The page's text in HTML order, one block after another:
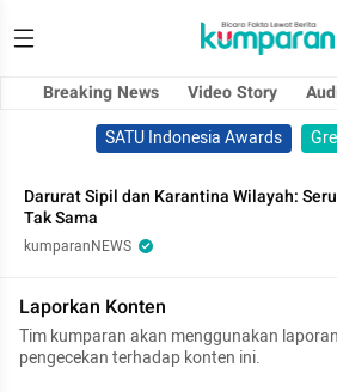
Breaking News Video Story
SATU Indonesia Awards
Darurat Sipil dan Karantina Wilayah:
Tak Sama
kumparanNEWS
Laporkan Konten
Tim kumparan akan menggunakan
pengecekan terhadap konten ini.